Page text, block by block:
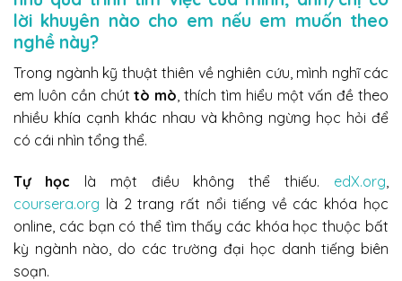
lời khuyên nào cho em nếu em muốn theo
nghề này?
Trong ngành kỹ thuật thiên về nghiên cứu, mình nghĩ các
em luôn cần chúttò mò, thích tìm hiểu một vấn đề theo
nhiều khía cạnh khác nhau và không ngừng học hỏi để
có cái nhìn tổng thể.
Tự học là một điều không thể thiếu. edX.org
coursera.org là 2 trang rất nổi tiếng về các khóa học
online, các bạn có thể tìm thấy các khóa học thuộc bất
kỳ ngành nào, do các trường đại học danh tiếng biên
soạn.